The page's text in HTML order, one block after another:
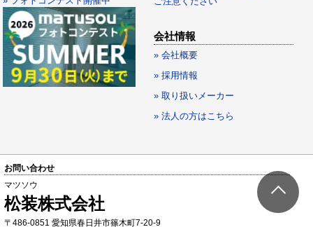
会社情報
» 会社概要
» 採用情報
» 取り扱いメーカー
» 法人の方はこちら
お問い合わせ
マツソウ
松装株式会社
〒486-0851 愛知県春日井市篠木町7-20-9